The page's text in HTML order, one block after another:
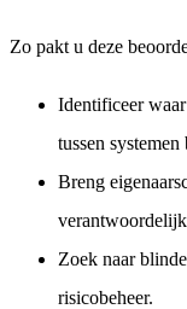
Zo pakt u deze
Identificeer
tussen systemen
Breng
Zoek naar
risicobeheer.